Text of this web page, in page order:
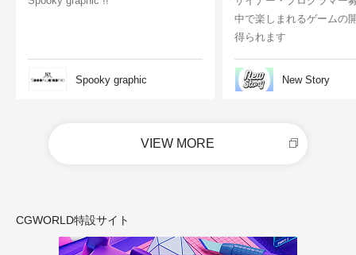
Spooky graphic
中で楽しまれるゲームの
得られます
New Story
VIEW MORE
CGWORLD特設サイト